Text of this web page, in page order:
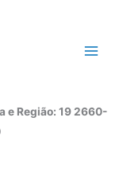
e Região: 19 2660-